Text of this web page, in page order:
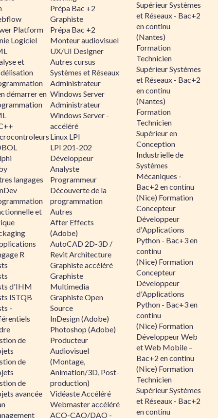
Platform
Logiciel
et
démarrer en
langages
et
R
d'IHM
ISTQB
-
de
de
de
avancée
Prépa Bac +2
Graphiste
Prépa Bac +2
Monteur audiovisuel
UX/UI Designer
Autres cursus
Systèmes et Réseaux
Administrateur
Windows Server
Administrateur
Windows Server -
accéléré
Linux LPI
LPI 201-202
Développeur
Analyste
Programmeur
Découverte de la
programmation
Autres
After Effects
(Adobe)
AutoCAD 2D-3D /
Revit Architecture
Graphiste accéléré
Graphiste
Multimedia
Graphiste Open
Source
InDesign (Adobe)
Photoshop (Adobe)
Producteur
Audiovisuel
(Montage,
Animation/3D, Post-
production)
Vidéaste Accéléré
Webmaster accéléré
ACO-CAO/DAO -
Supérieur Systèmes
et Réseaux - Bac+2
en continu
(Nantes)
Formation
Technicien
Supérieur Systèmes
et Réseaux - Bac+2
en continu
(Nantes)
Formation
Technicien
Supérieur en
Conception
Industrielle de
Systèmes
Mécaniques -
Bac+2 en continu
(Nice) Formation
Concepteur
Développeur
d'Applications
Python - Bac+3 en
continu
(Nice) Formation
Concepteur
Développeur
d'Applications
Python - Bac+3 en
continu
(Nice) Formation
Développeur Web
et Web Mobile –
Bac+2 en continu
(Nice) Formation
Technicien
Supérieur Systèmes
et Réseaux - Bac+2
en continu